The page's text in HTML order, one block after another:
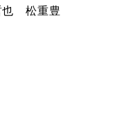
松重豊